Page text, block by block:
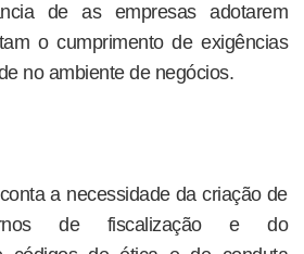
de as empresas adotarem
o cumprimento de exigências
no ambiente de negócios.
a necessidade da criação de
de fiscalização e do